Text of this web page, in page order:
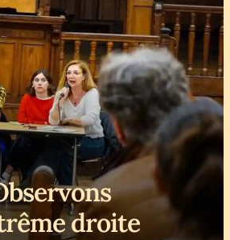
droite